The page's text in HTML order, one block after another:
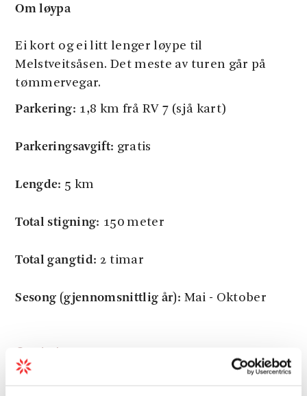
Om løypa
Ei kort og ei litt lenger løype til
Melstveitsåsen. Det meste av turen går på
tømmervegar.
Parkering: 1,8 km frå RV 7 (sjå kart)
Parkeringsavgift: gratis
Lengde: 5 km
Total stigning: 150 meter
Total gangtid: 2 timar
Sesong (gjennomsnittlig år): Mai - Oktober